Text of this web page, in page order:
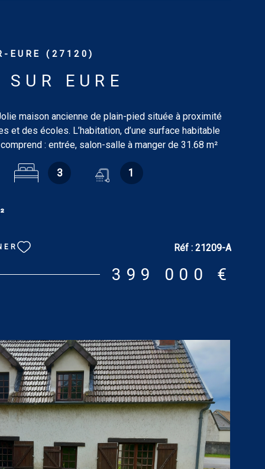
EURE (27120)
SUR EURE
maison ancienne de plain-pied située à proximité
et des écoles. L’habitation, d’une surface habitable
: entrée, salon-salle à manger de 31.68 m²
insert (20.14 m², 14.41 m² et 10.85 m²), salle de
m², wc de 2.11 m² avec lavabo, bureau de 5.09 m²,
wc de 2.82 m² avec lave-mains. Grenier sur le tout.
préau, volière, remise, pièce, ancien four à pain, cave
C. Logement à consommation énergétique excessive.
: entre 2 930 € et 4 030 € [prix moyens des
3 1
Réf : 21209-A
399 000 €